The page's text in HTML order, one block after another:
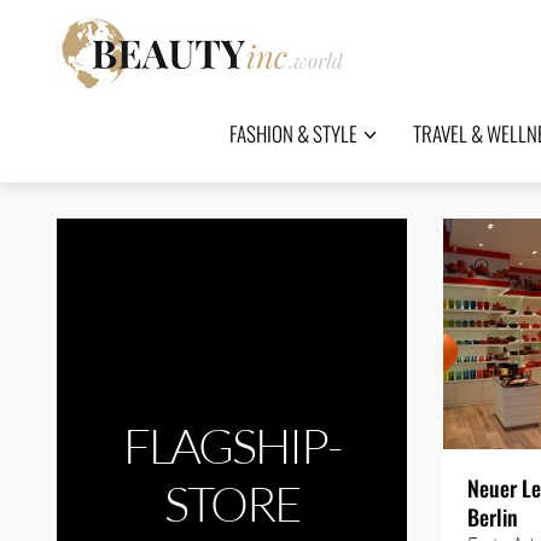
FASHION & STYLE TRAVEL &
FLAGSHIP-
STORE
Neuer
Berlin